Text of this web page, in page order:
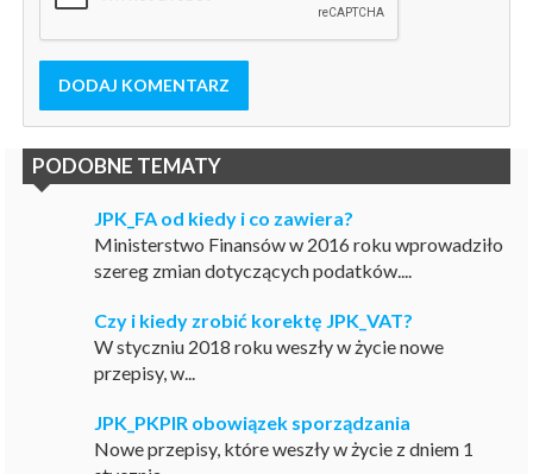
DODAJ KOMENTARZ
PODOBNE TEMATY
JPK_FA od kiedy i co zawiera?
Ministerstwo Finansów w 2016 roku wprowadziło
szereg zmian dotyczących podatków....
Czy i kiedy zrobić korektę JPK_VAT?
W styczniu 2018 roku weszły w życie nowe
przepisy, w...
JPK_PKPIR obowiązek sporządzania
Nowe przepisy, które weszły w życie z dniem 1